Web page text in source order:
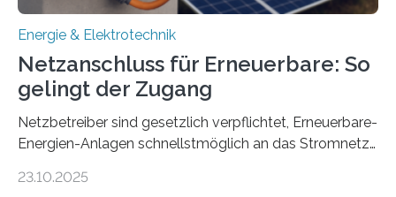
Energie & Elektrotechnik
Netzanschluss für Erneuerbare: So
gelingt der Zugang
Netzbetreiber sind gesetzlich verpflichtet, Erneuerbare-
Energien-Anlagen schnellstmöglich an das Stromnetz
ermöglichen. Doch der dafür nötige Netzausbau hinkt
23.10.2025